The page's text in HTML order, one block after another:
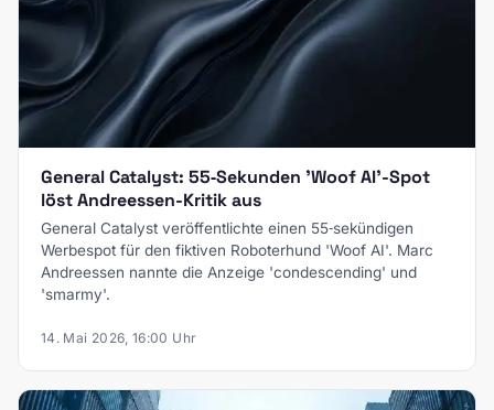
General Catalyst: 55‑Sekunden 'Woof AI'-Spot
löst Andreessen-Kritik aus
General Catalyst veröffentlichte einen 55‑sekündigen
Werbespot für den fiktiven Roboterhund 'Woof AI'. Marc
Andreessen nannte die Anzeige 'condescending' und
'smarmy'.
14. Mai 2026, 16:00 Uhr